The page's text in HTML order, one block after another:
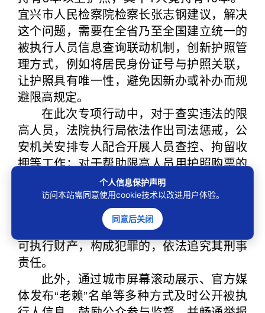
宜兴市人民检察院检察长张志钢建议，解决
这个问题，需要在全省乃至全国建立统一的
被执行人员信息查询联动机制，创新护照管
理方式，例如将居民身份证号与护照关联，
让护照具有唯一性，避免因新办或补办而规
避限高规定。
在此次专项行动中，对于查实违法的限
高人员，法院执行局依法作出司法惩戒，公
安机关安排专人配合开展人员查控、拘留收
押等工作；对于帮助限高人员用护照购票的
票务代理人，依法立案追责。对于高频次购
买高铁票、飞机票出行的限高人员，组建公
检法专班，调查其购买车票、异地住宿的资
金来源，查明账户资金流水，查找其隐匿的
可执行财产，构成犯罪的，依法追究其刑事
责任。
此外，通过城市屏幕滚动展示、官方媒
体发布“老赖”名单等多种方式及时公开被执
个人信息保护声明
访问本站需同意使用cookie技术以改进用户体验。
同意后关闭